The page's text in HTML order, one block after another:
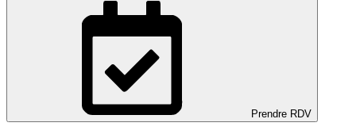
Prendre RDV